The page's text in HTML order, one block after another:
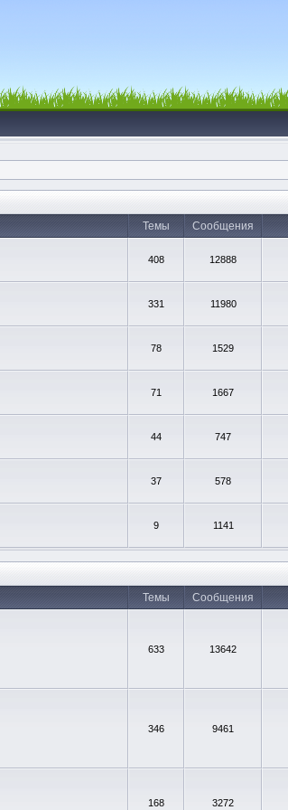
Темы Сообщения
408 12888
331 11980
78 1529
71 1667
44 747
37 578
9 1141
Темы Сообщения
633 13642
346 9461
168 3272